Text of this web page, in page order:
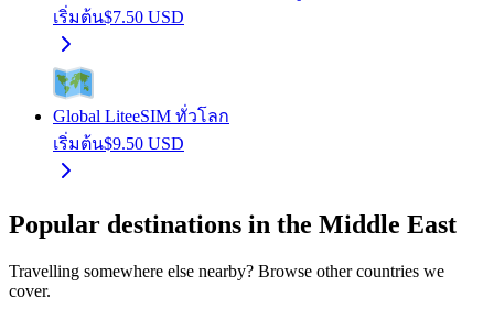
เริ่มต้น$7.50 USD
Global LiteeSIM ทั่วโลก
เริ่มต้น$9.50 USD
Popular destinations in the Middle East
Travelling somewhere else nearby? Browse other countries we
cover.